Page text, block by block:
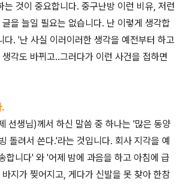
는 것이 중요합니다. 중구난방 이런 비유, 저런
을 늘일 필요는 없습니다. 난 이렇게 생각합
다. '난 사실 이러이러한 생각을 예전부터 하고
각도 바뀌고..그러다가 이런 사건을 접하면
.
선생님)께서 하신 말씀 중 하나는 '많은 동양
돌려서 쓴다.'라는 것입니다. 회사 지각을 예
합니다' 와 '어제 밤에 과음을 하고 아침에 급
지가 찢어지고, 게다가 신발을 못 찾아 한참